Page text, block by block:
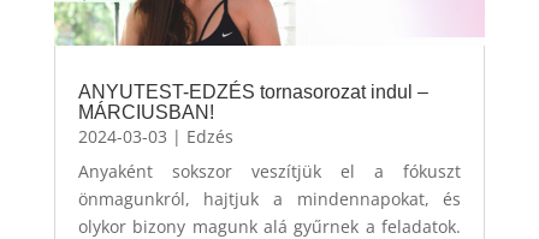
ANYUTEST-EDZÉS tornasorozat indul –
MÁRCIUSBAN!
2024-03-03 | Edzés
Anyaként sokszor veszítjük el a fókuszt
önmagunkról, hajtjuk a mindennapokat, és
olykor bizony magunk alá gyűrnek a feladatok.